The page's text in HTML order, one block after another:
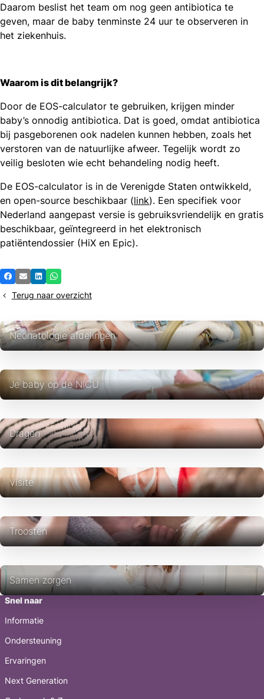
Daarom beslist het team om nog geen antibiotica te
geven, maar de baby tenminste 24 uur te observeren in
het ziekenhuis.
Waarom is dit belangrijk?
Door de EOS-calculator te gebruiken, krijgen minder
baby’s onnodig antibiotica. Dat is goed, omdat antibiotica
bij pasgeborenen ook nadelen kunnen hebben, zoals het
verstoren van de natuurlijke afweer. Tegelijk wordt zo
veilig besloten wie echt behandeling nodig heeft.
De EOS-calculator is in de Verenigde Staten ontwikkeld,
en open-source beschikbaar (link). Een specifiek voor
Nederland aangepast versie is gebruiksvriendelijk en gratis
beschikbaar, geïntegreerd in het elektronisch
patiëntendossier (HiX en Epic).
Deel
bericht
Facebook
E-mailLinkedInWhatsapp
Terug naar overzicht
Neonatologie afdelingen
Je baby op de NICU
Dragen
Visite
Troosten
Samen zorgen
Snel naar
Informatie
Ondersteuning
Ervaringen
Next Generation